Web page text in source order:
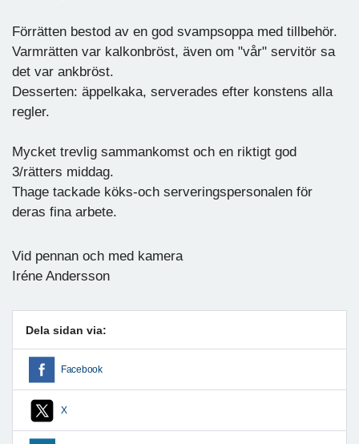
Förrätten bestod av en god svampsoppa med tillbehör.
Varmrätten var kalkonbröst, även om "vår" servitör sa
det var ankbröst.
Desserten: äppelkaka, serverades efter konstens alla
regler.
Mycket trevlig sammankomst och en riktigt god
3/rätters middag.
Thage tackade köks-och serveringspersonalen för
deras fina arbete.
Vid pennan och med kamera
Iréne Andersson
Dela sidan via:
Facebook
X